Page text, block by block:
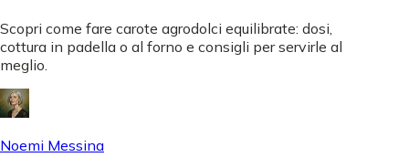
Scopri come fare carote agrodolci equilibrate: dosi,
cottura in padella o al forno e consigli per servirle al
meglio.
Noemi Messina